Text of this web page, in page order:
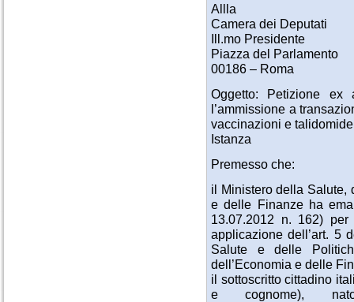
Allla
Camera dei Deputati
Ill.mo Presidente
Piazza del Parlamento
00186 – Roma
Oggetto: Petizione ex
l’ammissione a
vaccinazioni e
Istanza
Premesso che:
il Ministero della Salute,
e delle Finanze ha
13.07.2012 n. 162)
applicazione dell’art. 5
Salute e delle
dell’Economia e delle
il sottoscritto cittadino
e cognome),